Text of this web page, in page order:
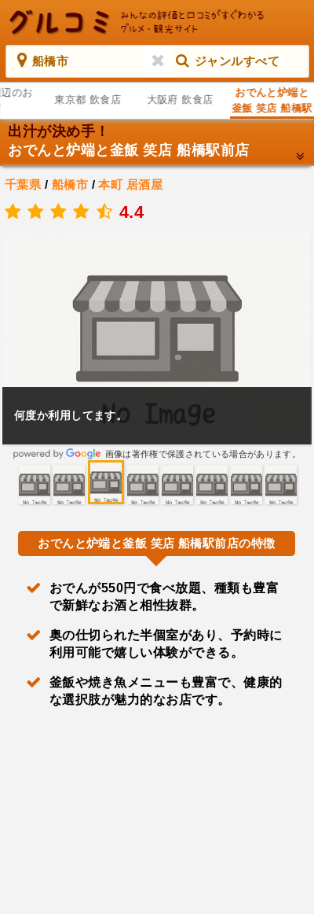
船橋市 ジャンルすべて
のお
東京都 飲食店 大阪府 飲食店
おでんと炉端と
釜飯 笑店 船橋駅
前店
出汁が決め手！
おでんと炉端と釜飯 笑店 船橋駅前店
千葉県 / 船橋市 /本町 居酒屋
4.4
何度か利用してます。
画像は著作権で保護されている場合があります。
おでんと炉端と釜飯 笑店 船橋駅前店の特徴
おでんが550円で食べ放題、種類も豊富
で新鮮なお酒と相性抜群。
奥の仕切られた半個室があり、予約時に
利用可能で嬉しい体験ができる。
釜飯や焼き魚メニューも豊富で、健康的
な選択肢が魅力的なお店です。